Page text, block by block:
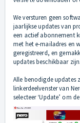
We versturen geen
jaarlijkse updates van
een actief abonnement
met het e-mailadres en
geregistreerd, en
updates beschikbaar zijn.
Alle benodigde updates
linkerdeelvenster van
selecteer ‘Update’ om